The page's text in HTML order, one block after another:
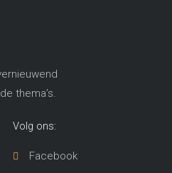
thema’s​.
Volg ons:
Facebook